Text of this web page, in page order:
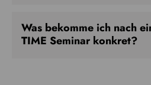
Was bekomme ich nach
TIME Seminar konkret?